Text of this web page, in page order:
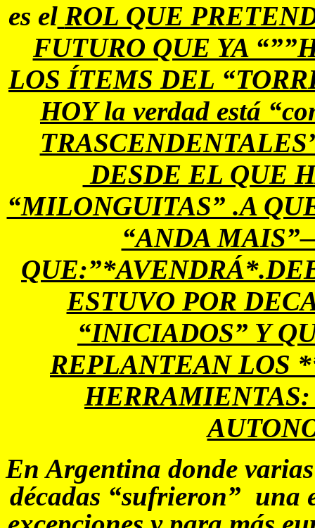
es el ROL QUE
FUTURO QUE YA
LOS ÍTEMS DEL
HOY la verdad está
DESDE EL QUE
“MILONGUITAS” .A
“ANDA
ESTUVO POR
“INICIADOS” Y
REPLANTEAN LOS
En Argentina donde
décadas “sufrieron” una